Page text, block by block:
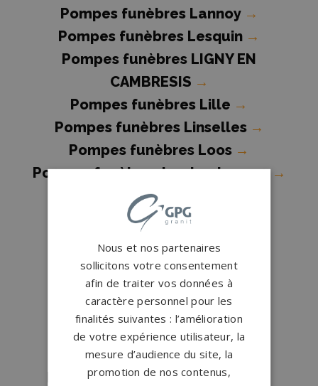
Pompes funèbres Lannoy →
Pompes funèbres Lesquin →
Pompes funèbres LIGNY EN
CAMBRESIS →
Pompes funèbres Lille →
Pompes funèbres Linselles →
Pompes funèbres Loos →
Pompes funèbres Lys-lez-Lannoy →
Pompes funèbres Marcq-en-
Baroeul→
Pompes funèbres Marly
Pompes funèbres Maubeuge
Pompes funèbres MOUVAUX
Pompes funèbres Neuville-en-
Ferrain →
Pompes funèbres Ostricourt
Pompes funèbres Pérenchies
Nous et nos partenaires
sollicitons votre consentement
afin de traiter vos données à
caractère personnel pour les
finalités suivantes : l’amélioration
de votre expérience utilisateur, la
mesure d’audience du site, la
promotion de nos contenus,